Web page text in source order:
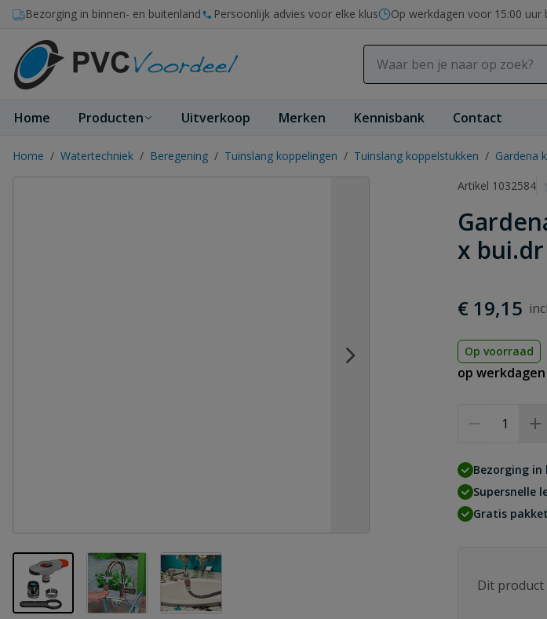
Ga naar de inhoud
Bezorging in binnen- en buitenland Persoonlijk advies voor elke klus Op werkdagen voor 15:00
Home Producten Uitverkoop Merken Kennisbank Contact
Home / Watertechniek / Beregening / Tuinslang koppelingen / Tuinslang koppelstukken / Gardena
Artikel 1032584
x bui.dr
View larger imageView larger imageView larger image
€ 19,15
Op voorraad
op
Bezorging
Supersnelle
Gratis
Dit